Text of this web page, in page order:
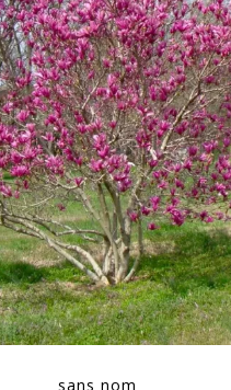
sans nom